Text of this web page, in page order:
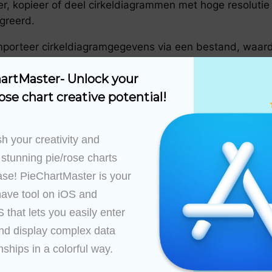
kopieer of deel cirkeldiagrammen met hoge
cirkeldiagramgegevens via een bestand,
cirkeldiagramgegevens met behulp van een
interface maakt het eenvoudig om
voor iOS en macOS om ervoor te zorgen
analist of een dorstige student bent,
Download nu en transformeer uw gegevens in
met ons toegewijde ondersteuningsteam.
Unlock your
chart creative potential!
your creativity and
pie/rose charts
PieChartMaster is your
tool on iOS and
that lets you easily enter
display complex data
in a colorful way.